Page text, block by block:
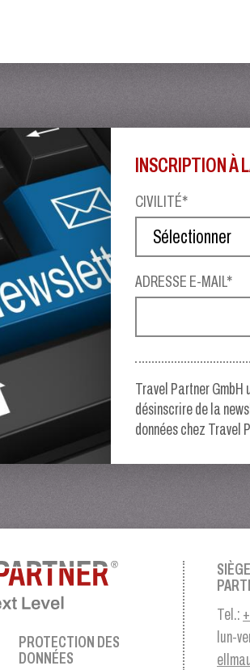
INSCRIPTION À
CIVILITÉ*
ADRESSE E-MAIL*
Travel Partner
désinscrire de la
données chez Travel
PROTECTION DES
DONNÉES
Tel.:
lun-